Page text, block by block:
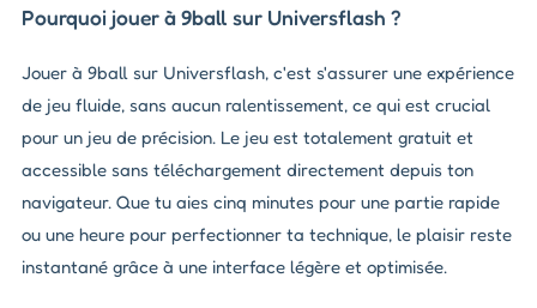
Pourquoi jouer à 9ball sur Universflash ?
Jouer à 9ball sur Universflash, c'est s'assurer une expérience
de jeu fluide, sans aucun ralentissement, ce qui est crucial
pour un jeu de précision. Le jeu est totalement gratuit et
accessible sans téléchargement directement depuis ton
navigateur. Que tu aies cinq minutes pour une partie rapide
ou une heure pour perfectionner ta technique, le plaisir reste
instantané grâce à une interface légère et optimisée.